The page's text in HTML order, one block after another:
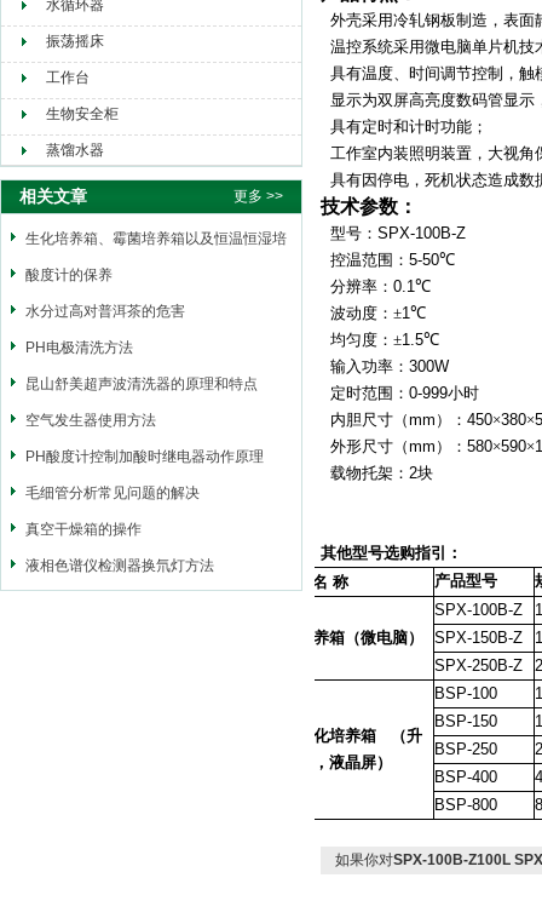
水循环器
振荡摇床
工作台
生物安全柜
蒸馏水器
相关文章 更多 >>
生化培养箱、霉菌培养箱以及恒温恒湿培
养箱三者区别
酸度计的保养
水分过高对普洱茶的危害
PH电极清洗方法
昆山舒美超声波清洗器的原理和特点
空气发生器使用方法
PH酸度计控制加酸时继电器动作原理
毛细管分析常见问题的解决
真空干燥箱的操作
液相色谱仪检测器换氘灯方法
外壳采用冷轧钢板制造，表
温控系统采用微电脑单片机技
具有温度、时间调节控制，触
显示为双屏高亮度数码管显
具有定时和计时功能；
工作室内装照明装置，大视
具有因停电，死机状态造成
技术参数：
型号： SPX-100B-Z
控温范围： 5-50℃
分辨率： 0.1℃
波动度：±1℃
均匀度：±1.5℃
输入功率： 300W
定时范围： 0-999小时
内胆尺寸 （mm） ： 450×380×
外形尺寸 （mm） ： 580×590×
载物托架： 2块
其他型号选购指引：
名 称 产品型号
生化培养箱（微电脑）
SPX-100B-Z
SPX-150B-Z
SPX-250B-Z
程控生化培养箱
（升
级新型，液晶屏）
BSP-100
BSP-150
BSP-250
BSP-400
BSP-800
如果你对SPX-100B-Z100L